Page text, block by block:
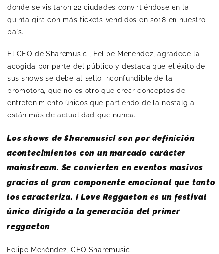
donde se visitaron 22 ciudades convirtiéndose en la
quinta gira con más tickets vendidos en 2018 en nuestro
país.
El CEO de Sharemusic!, Felipe Menéndez, agradece la
acogida por parte del público y destaca que el éxito de
sus shows se debe al sello inconfundible de la
promotora, que no es otro que crear conceptos de
entretenimiento únicos que partiendo de la nostalgia
están más de actualidad que nunca.
Los shows de Sharemusic! son por definición
acontecimientos con un marcado carácter
mainstream. Se convierten en eventos masivos
gracias al gran componente emocional que tanto
los caracteriza. I Love Reggaeton es un festival
único dirigido a la generación del primer
reggaeton
Felipe Menéndez, CEO Sharemusic!